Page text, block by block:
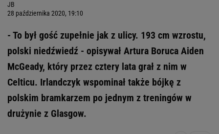
JB
28 października 2020, 19:10
- To był gość zupełnie jak z ulicy. 193 cm wzrostu,
polski niedźwiedź - opisywał Artura Boruca Aiden
McGeady, który przez cztery lata grał z nim w
Celticu. Irlandczyk wspominał także bójkę z
polskim bramkarzem po jednym z treningów w
drużynie z Glasgow.